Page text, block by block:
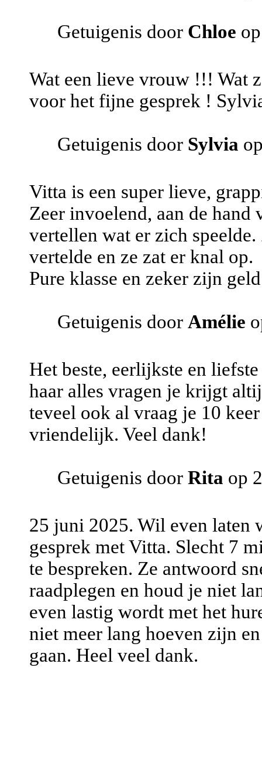
Getuigenis door Chloe
Wat een lieve vrouw !!! Wat
voor het fijne gesprek !
Getuigenis door Sylvia
Vitta is een super lieve,
Zeer invoelend, aan de hand
vertellen wat er zich
vertelde en ze zat er knal op.
Pure klasse en zeker zijn
Getuigenis door Amélie
Het beste, eerlijkste en
haar alles vragen je krijgt
teveel ook al vraag je 10
vriendelijk. Veel dank!
Getuigenis door Rita op
25 juni 2025. Wil even laten
gesprek met Vitta. Slecht 7
te bespreken. Ze antwoord
raadplegen en houd je niet
even lastig wordt met het
niet meer lang hoeven zijn
gaan. Heel veel dank.